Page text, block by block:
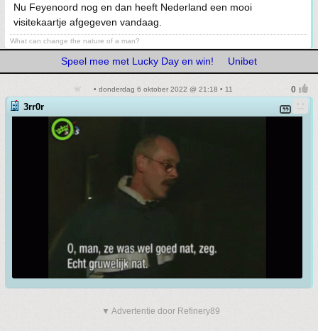
Nu Feyenoord nog en dan heeft Nederland een mooi
visitekaartje afgegeven vandaag.
What can change the nature of a man?
Speel mee met Lucky Day en win! Unibet
• donderdag 6 oktober 2022 @ 21:18 • 11
3rr0r
▼ Advertentie door Refinery89